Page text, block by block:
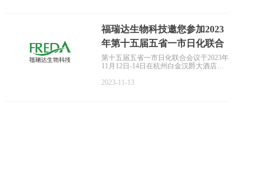
福瑞达生物科技邀您参加2023
年第十五届五省一市日化联合
会议
第十五届五省一市日化联合会议于2023年
11月12日-14日在杭州白金汉爵大酒店举
求更多高质量创新发展机遇。
2023-11-13